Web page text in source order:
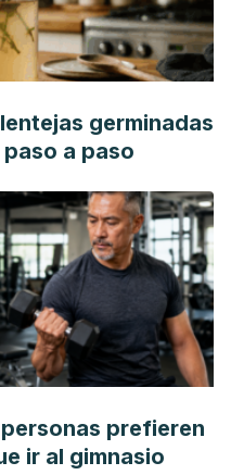
germinadas
a paso
prefieren
ir al gimnasio